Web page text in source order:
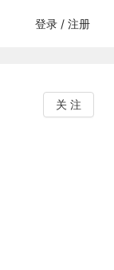
登录 / 注册
关 注